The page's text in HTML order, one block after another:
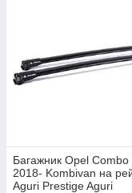
Багажник Opel Combo
2018- Kombivan на
Aguri Prestige Aguri